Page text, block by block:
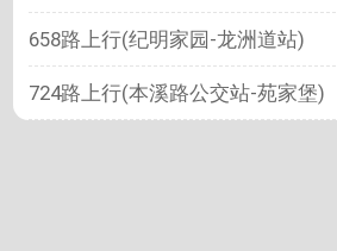
658路上行(纪明家园-龙洲道站)
724路上行(本溪路公交站-苑家堡)